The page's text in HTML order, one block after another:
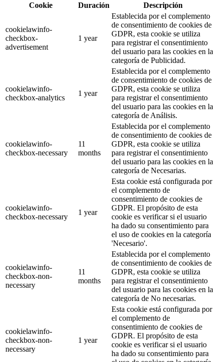
Cookie
Duración Descripción
cookielawinfo-
checkbox-
advertisement
1 year
Establecida por el complemento
de consentimiento de cookies de
GDPR, esta cookie se utiliza
para registrar el consentimiento
del usuario para las cookies en la
categoría de Publicidad.
cookielawinfo-
checkbox-analytics
1 year
Establecida por el complemento
de consentimiento de cookies de
GDPR, esta cookie se utiliza
para registrar el consentimiento
del usuario para las cookies en la
categoría de Análisis.
cookielawinfo-
checkbox-necessary
11
months
Establecida por el complemento
de consentimiento de cookies de
GDPR, esta cookie se utiliza
para registrar el consentimiento
del usuario para las cookies en la
categoría de Necesarias.
cookielawinfo-
checkbox-necessary
1 year
Esta cookie está configurada por
el complemento de
consentimiento de cookies de
GDPR. El propósito de esta
cookie es verificar si el usuario
ha dado su consentimiento para
el uso de cookies en la categoría
'Necesario'.
cookielawinfo-
checkbox-non-
necessary
11
months
Establecida por el complemento
de consentimiento de cookies de
GDPR, esta cookie se utiliza
para registrar el consentimiento
del usuario para las cookies en la
categoría de No necesarias.
cookielawinfo-
checkbox-non-
necessary
1 year
Esta cookie está configurada por
el complemento de
consentimiento de cookies de
GDPR. El propósito de esta
cookie es verificar si el usuario
ha dado su consentimiento para